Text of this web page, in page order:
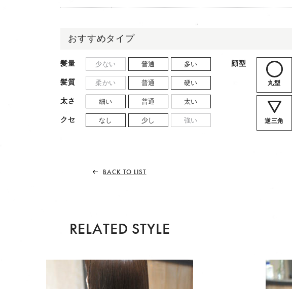
おすすめタイプ
髪量 少ない 普通 多い
髪質 柔かい 普通 硬い
太さ 細い 普通 太い
クセ なし 少し 強い
顔型
丸型
逆三角
BACK TO LIST
RELATED STYLE